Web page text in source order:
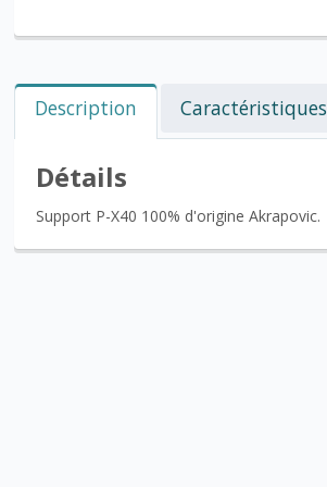
Description Caractéristiques
Détails
Support P-X40 100% d'origine Akrapovic.